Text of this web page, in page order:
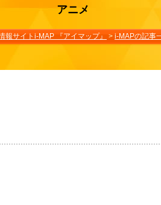
アニメ
報サイトi-MAP 『アイマップ』 > i-MAPの記事